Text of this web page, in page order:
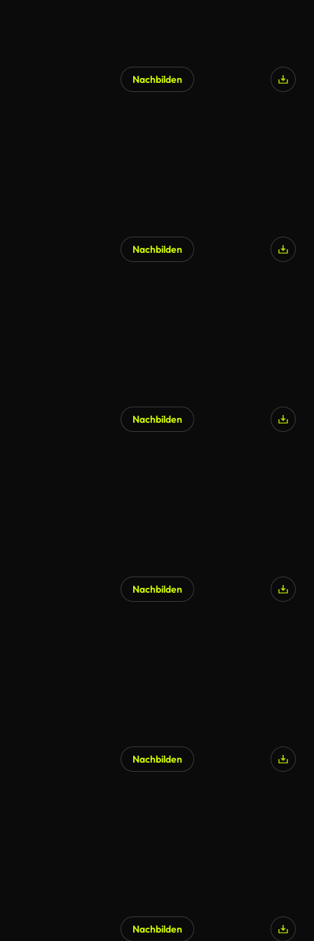
Nachbilden
Nachbilden
Nachbilden
Nachbilden
Nachbilden
Nachbilden